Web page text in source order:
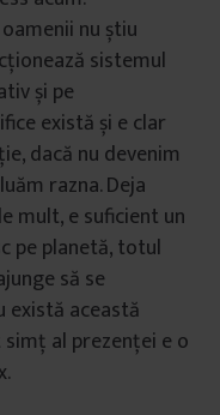
nu știu
sistemul
și pe
există și e clar
dacă nu devenim
razna. Deja
mult, e suficient un
pe planetă, totul
să se
această
al prezenței e o